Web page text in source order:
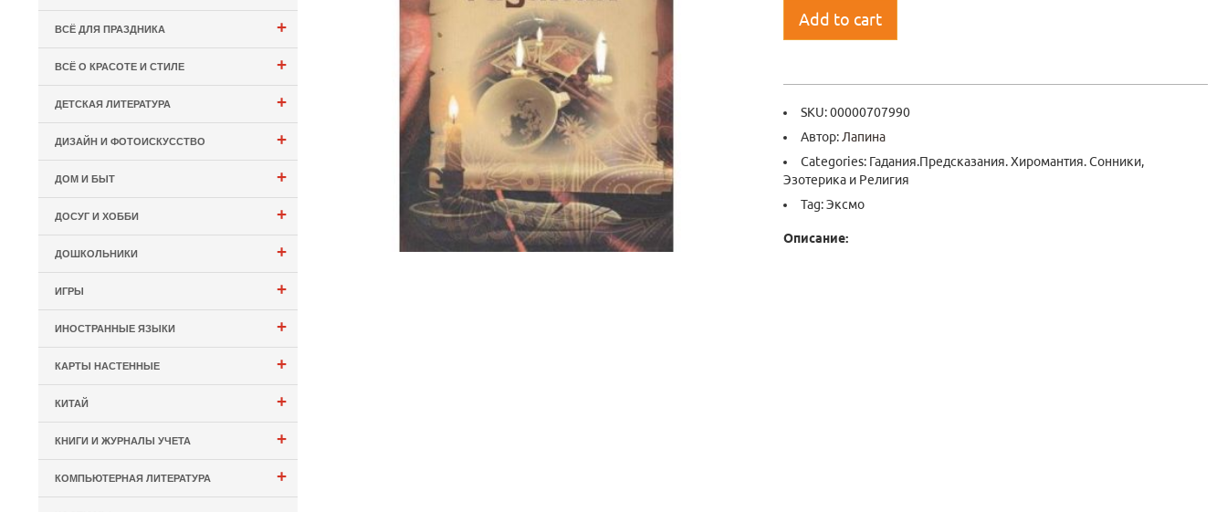
Add to cart
SKU:00000707990
Автор:Лапина
Categories: Гадания.Предсказания. Хиромантия. Сонники,
Эзотерика и Религия
Tag:Эксмо
Описание:
+
ВСЁ ДЛЯ ПРАЗДНИКА
+
ВСЁ О КРАСОТЕ И СТИЛЕ
+
ДЕТСКАЯ ЛИТЕРАТУРА
+
ДИЗАЙН И ФОТОИСКУССТВО
+
ДОМ И БЫТ
+
ДОСУГ И ХОББИ
+
ДОШКОЛЬНИКИ
+
ИГРЫ
+
ИНОСТРАННЫЕ ЯЗЫКИ
+
КАРТЫ НАСТЕННЫЕ
+
КИТАЙ
+
КНИГИ И ЖУРНАЛЫ УЧЕТА
+
КОМПЬЮТЕРНАЯ ЛИТЕРАТУРА